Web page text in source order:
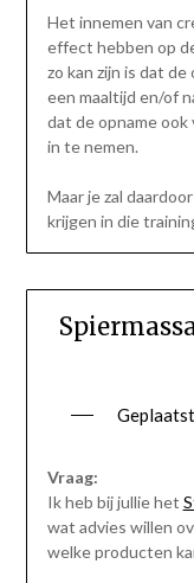
Het innemen van
effect hebben op
zo kan zijn is dat
een maaltijd en/of
dat de opname
in te nemen.
Maar je zal
krijgen in die
Vraag:
Ik heb bij jullie het
wat advies willen
welke producten